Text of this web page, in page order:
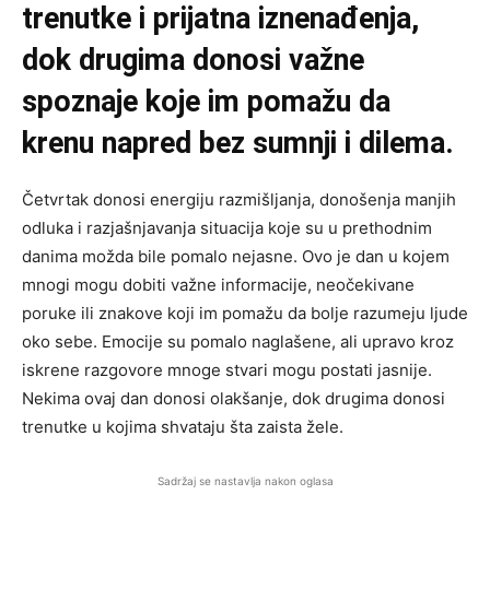
trenutke i prijatna iznenađenja,
dok drugima donosi važne
spoznaje koje im pomažu da
krenu napred bez sumnji i dilema.
Četvrtak donosi energiju razmišljanja, donošenja manjih
odluka i razjašnjavanja situacija koje su u prethodnim
danima možda bile pomalo nejasne. Ovo je dan u kojem
mnogi mogu dobiti važne informacije, neočekivane
poruke ili znakove koji im pomažu da bolje razumeju ljude
oko sebe. Emocije su pomalo naglašene, ali upravo kroz
iskrene razgovore mnoge stvari mogu postati jasnije.
Nekima ovaj dan donosi olakšanje, dok drugima donosi
trenutke u kojima shvataju šta zaista žele.
Sadržaj se nastavlja nakon oglasa